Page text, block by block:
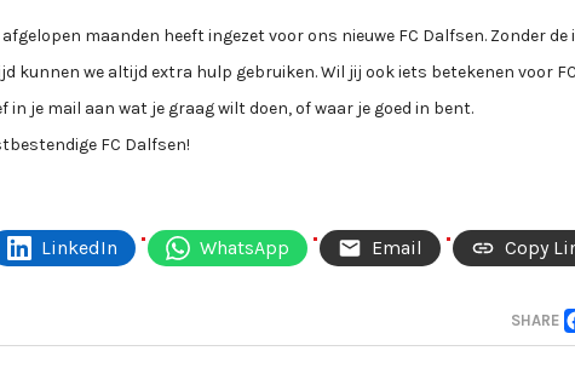
maanden heeft ingezet voor ons nieuwe FC Dalfsen. Zonder de
kunnen we altijd extra hulp gebruiken. Wil jij ook iets betekenen voor
je mail aan wat je graag wilt doen, of waar je goed in bent.
FC Dalfsen!
LinkedIn WhatsApp Email Copy
SHARE